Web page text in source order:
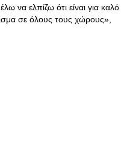
να ελπίζω ότι είναι για καλό
σε όλους τους χώρους»,